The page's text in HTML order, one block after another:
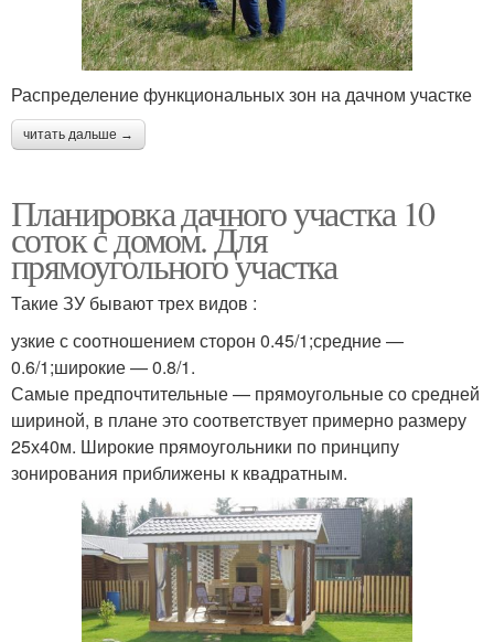
Распределение функциональных зон на дачном участке
читать дальше →
Планировка дачного участка 10
соток с домом. Для
прямоугольного участка
Такие ЗУ бывают трех видов :
узкие с соотношением сторон 0.45/1;средние —
0.6/1;широкие — 0.8/1.
Самые предпочтительные — прямоугольные со средней
шириной, в плане это соответствует примерно размеру
25х40м. Широкие прямоугольники по принципу
зонирования приближены к квадратным.